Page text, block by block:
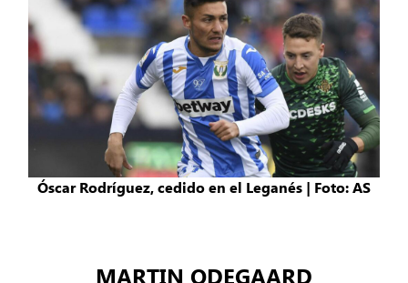
Óscar Rodríguez, cedido en el Leganés | Foto: AS
MARTIN ODEGAARD